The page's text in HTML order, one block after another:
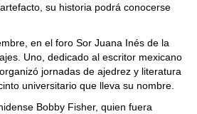
su historia podrá conocerse
en el foro Sor Juana Inés de la
Uno, dedicado al escritor mexicano
jornadas de ajedrez y literatura
universitario que lleva su nombre.
Bobby Fisher, quien fuera